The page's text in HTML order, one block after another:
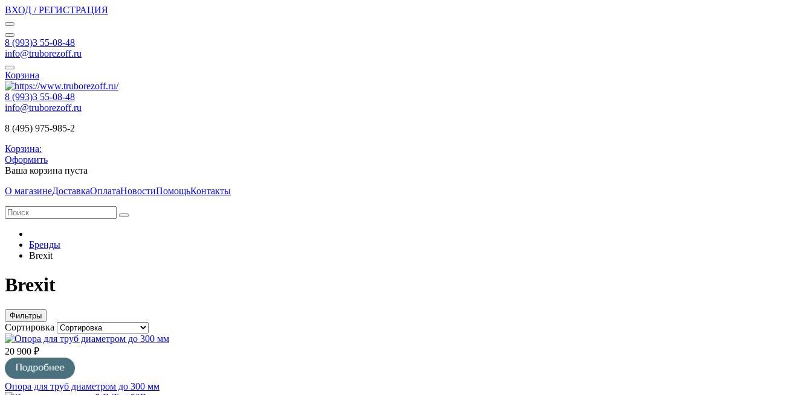
ВХОД / РЕГИСТРАЦИЯ
8 (993)3 55-08-48
info@truborezoff.ru
Корзина
8 (993)3 55-08-48
info@truborezoff.ru
8 (495) 975-985-2
Корзина:
Оформить
Ваша корзина пуста
О магазинеДоставкаОплатаНовостиПомощьКонтакты
Бренды
Brexit
Brexit
Фильтры
Сортировка
20 900 ₽
Опора для труб диаметром до 300 мм